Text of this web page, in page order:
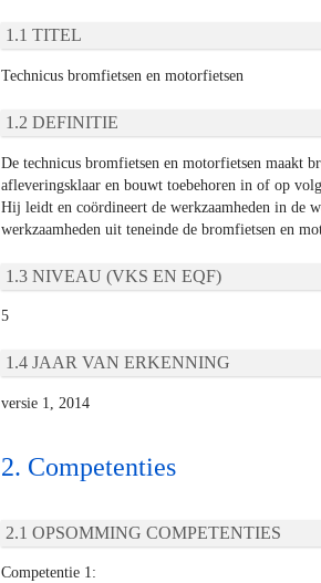
TITEL
Technicus bromfietsen en motorfietsen
DEFINITIE
De technicus bromfietsen en motorfietsen maakt
afleveringsklaar en bouwt toebehoren in of op
Hij leidt en coördineert de werkzaamheden in de
werkzaamheden uit teneinde de bromfietsen en
NIVEAU (VKS EN EQF)
5
JAAR VAN ERKENNING
versie 1, 2014
Competenties
OPSOMMING COMPETENTIES
Competentie 1: